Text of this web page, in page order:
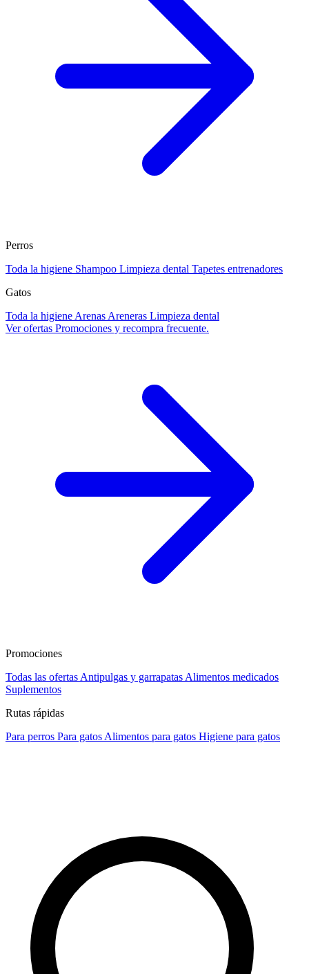
Perros
Toda la higiene Shampoo Limpieza dental Tapetes entrenadores
Gatos
Toda la higiene Arenas Areneras Limpieza dental
Ver ofertas Promociones y recompra frecuente.
Promociones
Todas las ofertas Antipulgas y garrapatas Alimentos medicados
Suplementos
Rutas rápidas
Para perros Para gatos Alimentos para gatos Higiene para gatos